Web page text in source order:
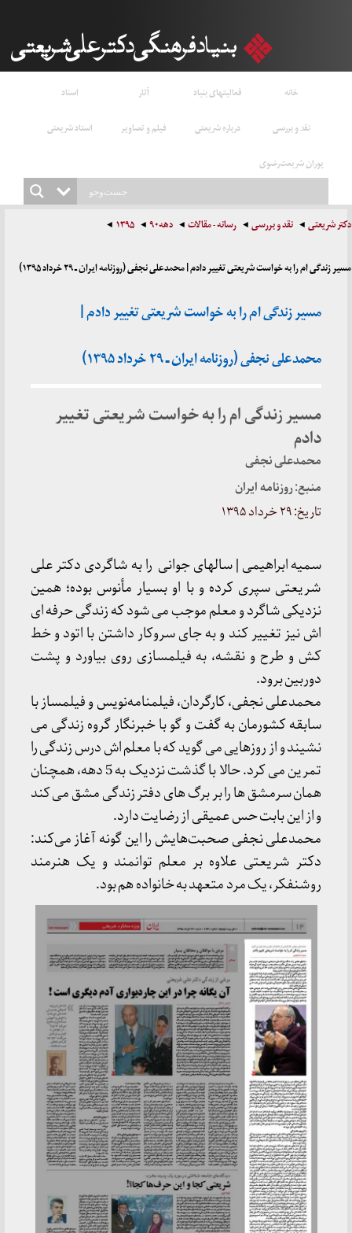
خانه فعالیتهای بنیاد آثار
اسناد
نقد و بررسی
درباره شریعتی فیلم و تصاویر
استاد شریعتی
پوران شریعت‌رضوی
دکتر شریعتی نقد و بررسی رسانه - مقالات دهه۹۰ ۱۳۹۵
مسیر زندگی ام را به خواست شریعتی تغییر دادم | محمدعلی نجفی (روزنامه ایران ـ ۲۹ خرداد ۱۳۹۵)
مسیر زندگی ام را به خواست شریعتی تغییر دادم |
محمدعلی نجفی (روزنامه ایران ـ ۲۹ خرداد ۱۳۹۵)
مسیر زندگی ام را به خواست شریعتی تغییر
دادم
محمدعلی نجفی
منبع: روزنامه ایران
تاریخ: ۲۹ خرداد ۱۳۹۵
سمیه ابراهیمی | سالهای جوانی را به شاگردی دکتر علی
شریعتی سپری کرده و با او بسیار مأنوس بوده؛ همین
نزدیکی شاگرد و معلم موجب می شود که زندگی حرفه ای
اش نیز تغییر کند و به جای سروکار داشتن با اتود و خط
کش و طرح و نقشه، به فیلمسازی روی بیاورد و پشت
دوربین برود.
محمدعلی نجفی، کارگردان، فیلمنامه‌نویس و فیلمساز با
سابقه کشورمان به گفت و گو با خبرنگار گروه زندگی می
نشیند و از روزهایی می گوید که با معلم اش درس زندگی را
تمرین می کرد. حالا با گذشت نزدیک به 5 دهه، همچنان
همان سرمشق ها را بر برگ های دفتر زندگی مشق می کند
و از این بابت حس عمیقی از رضایت دارد.
محمدعلی نجفی صحبت‌هایش را این گونه آغاز می‌کند:
دکتر شریعتی علاوه بر معلم توانمند و یک هنرمند
روشنفکر، یک مرد متعهد به خانواده هم بود.